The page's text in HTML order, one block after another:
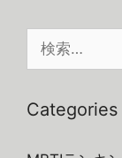
索:
Categories